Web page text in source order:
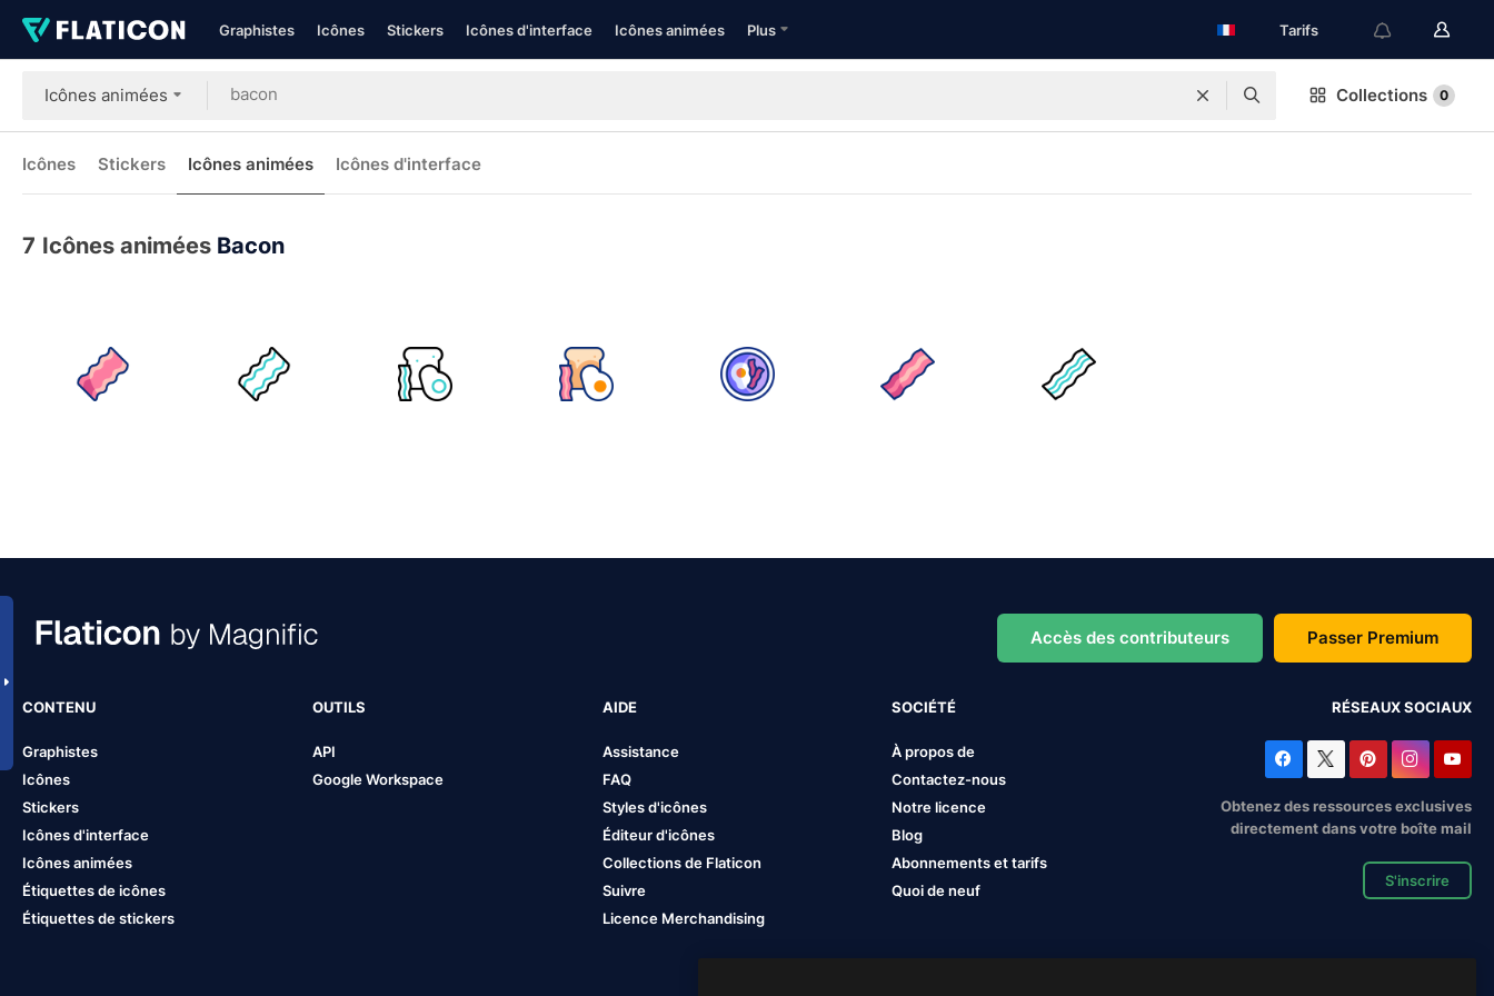
Graphistes Icônes Stickers Icônes d'interface Icônes animées Plus Tarifs
Icônes animées Collections 0
Icônes Stickers Icônes animées Icônes d'interface
7 Icônes animées Bacon
Accès des contributeurs Passer Premium
CONTENU
Graphistes
Icônes
Stickers
Icônes d'interface
Icônes animées
Étiquettes de icônes
Étiquettes de stickers
OUTILS
API
Google Workspace
AIDE
Assistance
FAQ
Styles d'icônes
Éditeur d'icônes
Collections de Flaticon
Suivre
Licence Merchandising
SOCIÉTÉ
À propos de
Contactez-nous
Notre licence
Blog
Abonnements et tarifs
Quoi de neuf
RÉSEAUX SOCIAUX
Obtenez des ressources exclusives
directement dans votre boîte mail
S'inscrire